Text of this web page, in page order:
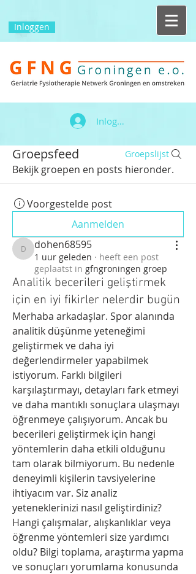
Inloggen
Inloggen
Groepsfeed Groepslijst
Bekijk groepen en posts hieronder.
Voorgestelde post
Aanmelden
dohen68595
dohen68595
1 uur geleden · heeft een post
geplaatst in gfngroningen groep
Analitik becerileri geliştirmek
için en iyi fikirler nelerdir bugün
Merhaba arkadaşlar. Spor alanında
analitik düşünme yeteneğimi
geliştirmek ve daha iyi
değerlendirmeler yapabilmek
istiyorum. Farklı bilgileri
karşılaştırmayı, detayları fark etmeyi
ve daha mantıklı sonuçlara ulaşmayı
öğrenmeye çalışıyorum. Ancak bu
becerileri geliştirmek için hangi
yöntemlerin daha etkili olduğunu
tam olarak bilmiyorum. Bu nedenle
deneyimli kişilerin tavsiyelerine
ihtiyacım var. Siz analiz
yeteneklerinizi nasıl geliştirdiniz?
Hangi çalışmalar, alışkanlıklar veya
öğrenme yöntemleri size yardımcı
oldu? Bilgi toplama, araştırma yapma
ve sonuçları yorumlama konusunda